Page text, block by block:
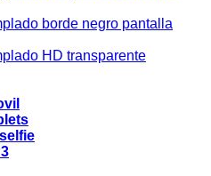
borde negro pantalla
HD transparente